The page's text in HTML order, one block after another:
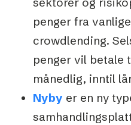
penger fra
crowdlending.
penger vil betale
månedlig, inntil
Nyby er en ny